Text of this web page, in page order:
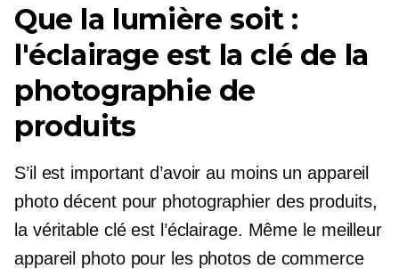
Que la lumière soit :
l'éclairage est la clé de la
photographie de
produits
S’il est important d’avoir au moins un appareil
photo décent pour photographier des produits,
la véritable clé est l’éclairage. Même le meilleur
appareil photo pour les photos de commerce